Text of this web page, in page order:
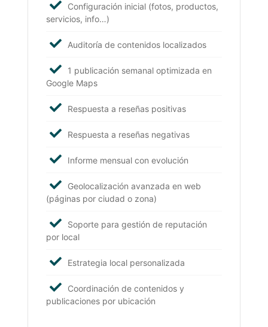
Configuración inicial (fotos, productos,
servicios, info…)
Auditoría de contenidos localizados
1 publicación semanal optimizada en
Google Maps
Respuesta a reseñas positivas
Respuesta a reseñas negativas
Informe mensual con evolución
Geolocalización avanzada en web
(páginas por ciudad o zona)
Soporte para gestión de reputación
por local
Estrategia local personalizada
Coordinación de contenidos y
publicaciones por ubicación